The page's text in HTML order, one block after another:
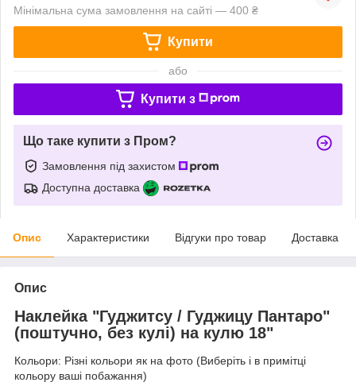
Мінімальна сума замовлення на сайті — 400 ₴
Купити
або
Купити з
Що таке купити з Пром?
Замовлення під захистом
Доступна доставка
Опис Характеристики Відгуки про товар Доставка
Опис
Наклейка "Гуджитсу / Гуджицу Пантаро"
(поштучно, без кулі) на кулю 18"
Кольори: Різні кольори як на фото (Виберіть і в примітці
кольору ваші побажання)